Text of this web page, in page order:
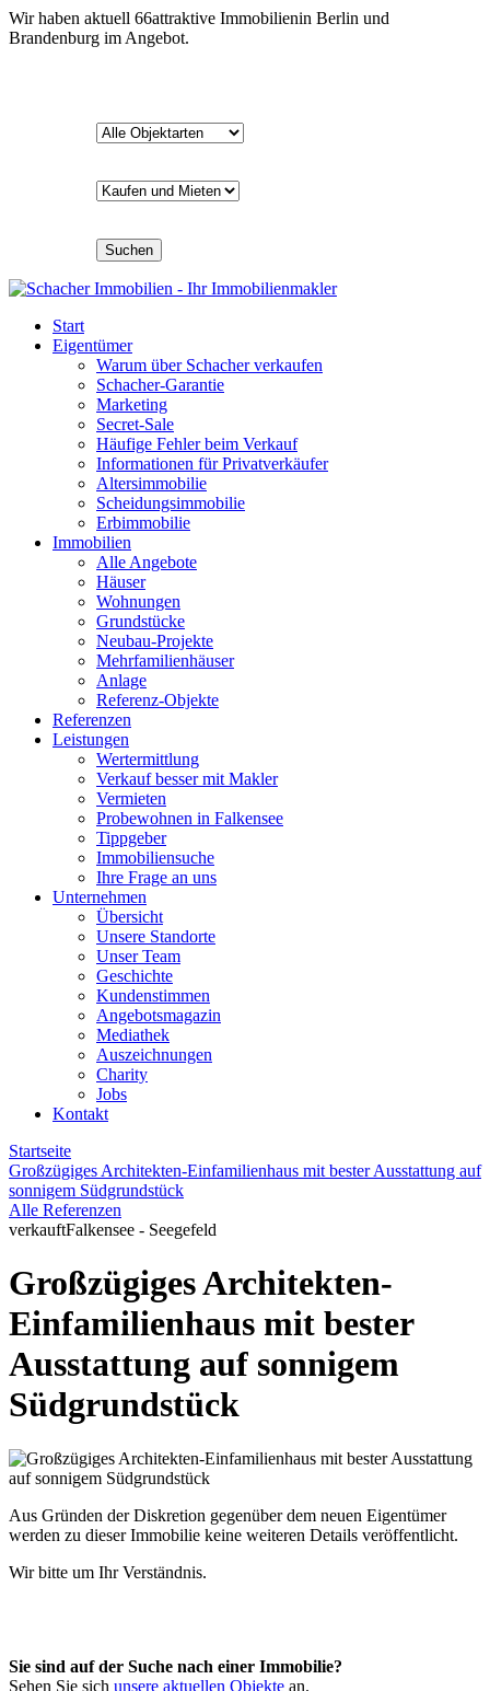
Wir haben aktuell 66attraktive Immobilienin Berlin und
Brandenburg im Angebot.
Suchen
Start
Eigentümer
Warum über Schacher verkaufen
Schacher-Garantie
Marketing
Secret-Sale
Häufige Fehler beim Verkauf
Informationen für Privatverkäufer
Altersimmobilie
Scheidungsimmobilie
Erbimmobilie
Immobilien
Alle Angebote
Häuser
Wohnungen
Grundstücke
Neubau-Projekte
Mehrfamilienhäuser
Anlage
Referenz-Objekte
Referenzen
Leistungen
Wertermittlung
Verkauf besser mit Makler
Vermieten
Probewohnen in Falkensee
Tippgeber
Immobiliensuche
Ihre Frage an uns
Unternehmen
Übersicht
Unsere Standorte
Unser Team
Geschichte
Kundenstimmen
Angebotsmagazin
Mediathek
Auszeichnungen
Charity
Jobs
Kontakt
Startseite
Großzügiges Architekten-Einfamilienhaus mit bester Ausstattung auf
sonnigem Südgrundstück
Alle Referenzen
verkauftFalkensee - Seegefeld
Großzügiges Architekten-
Einfamilienhaus mit bester
Ausstattung auf sonnigem
Südgrundstück
Aus Gründen der Diskretion gegenüber dem neuen Eigentümer
werden zu dieser Immobilie keine weiteren Details veröffentlicht.
Wir bitte um Ihr Verständnis.
Sie sind auf der Suche nach einer Immobilie?
Sehen Sie sich unsere aktuellen Objekte an.